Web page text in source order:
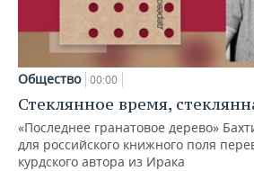
Общество 00:00
Стеклянное время,
«Последнее гранатовое дерево»
для российского книжного поля
курдского автора из Ирака